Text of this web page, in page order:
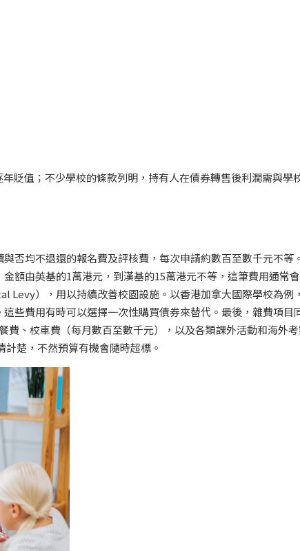
貶值；不少學校的條款列明，持有人在債券轉售後利潤需與學
否均不退還的報名費及評核費，每次申請約數百至數千元不等。
額由英基的1萬港元，到漢基的15萬港元不等，這筆費用通常
Levy），用以持續改善校園設施。以香港加拿大國際學校為例，
些費用有時可以選擇一次性購買債券來替代。最後，雜費項目
、校車費（每月數百至數千元），以及各類課外活動和海外
楚，不然預算有機會隨時超標。